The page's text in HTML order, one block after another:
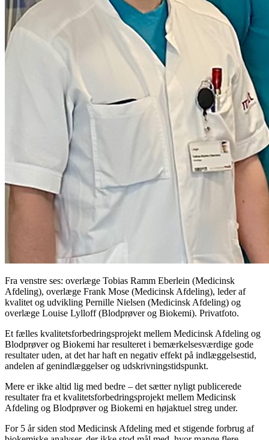
Fra venstre ses: overlæge Tobias Ramm Eberlein (Medicinsk
Afdeling), overlæge Frank Mose (Medicinsk Afdeling), leder af
kvalitet og udvikling Pernille Nielsen (Medicinsk Afdeling) og
overlæge Louise Lylloff (Blodprøver og Biokemi). Privatfoto.
Et fælles kvalitetsforbedringsprojekt mellem Medicinsk Afdeling og
Blodprøver og Biokemi har resulteret i bemærkelsesværdige gode
resultater uden, at det har haft en negativ effekt på indlæggelsestid,
andelen af genindlæggelser og udskrivningstidspunkt.
Mere er ikke altid lig med bedre – det sætter nyligt publicerede
resultater fra et kvalitetsforbedringsprojekt mellem Medicinsk
Afdeling og Blodprøver og Biokemi en højaktuel streg under.
For 5 år siden stod Medicinsk Afdeling med et stigende forbrug af